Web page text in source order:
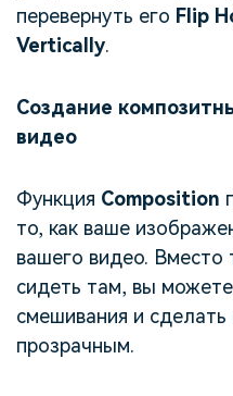
перевернуть его Flip
Vertically.
Создание
видео
Функция Composition
то, как ваше
вашего видео. Вместо
сидеть там, вы
смешивания и
прозрачным.